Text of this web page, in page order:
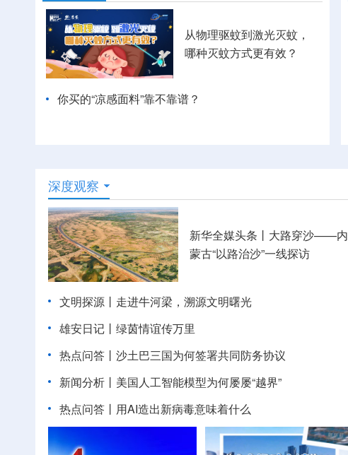
从物理驱蚊到激光灭蚊，
哪种灭蚊方式更有效？
你买的“凉感面料”靠不靠谱？
深度观察
新华全媒头条丨 大路穿沙——内
蒙古“以路治沙”一线探访
文明探源丨走进牛河梁，溯源文明曙光
雄安日记丨绿茵情谊传万里
热点问答丨沙土巴三国为何签署共同防务协议
新闻分析丨美国人工智能模型为何屡屡“越界”
热点问答丨用AI造出新病毒意味着什么